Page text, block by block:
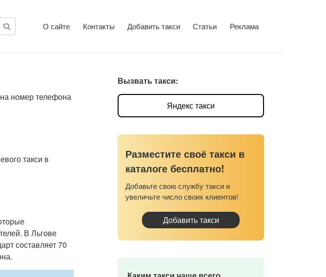
О сайте Контакты Добавить такси Статьи Реклама
номер телефона
такси в
В Льгове
составляет 70
Вызвать такси:
Яндекс такси
Разместите своё такси в
каталоге бесплатно!
Добавьте свою службу такси и
увеличьте число своих клиентов!
Добавить такси